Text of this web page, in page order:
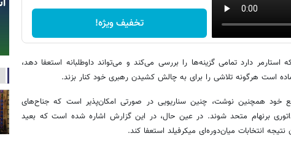
تخفیف ویژه!
استارمر دارد تمامی گزینه‌ها را بررسی می‌کند و می‌تواند داوطلبانه استعفا دهد،
است هرگونه تلاشی را برای به چالش کشیدن رهبری خود کنار بزند.
خود همچنین نوشت، چنین سناریویی در صورتی امکان‌پذیر است که جناح‌های
برنهام متحد شوند. در عین حال، در این گزارش اشاره شده است که بعید
انتخابات میان‌دوره‌ای میکرفیلد استعفا کند.